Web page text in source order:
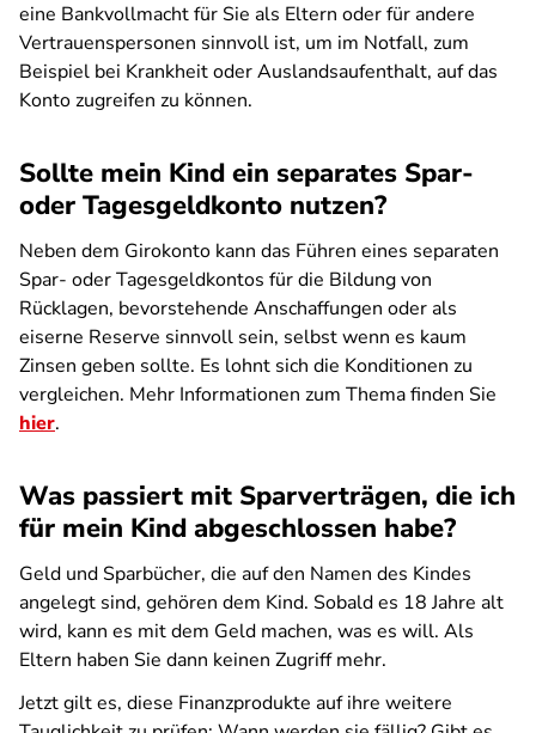
eine Bankvollmacht für Sie als Eltern oder für andere
Vertrauenspersonen sinnvoll ist, um im Notfall, zum
Beispiel bei Krankheit oder Auslandsaufenthalt, auf das
Konto zugreifen zu können.
Sollte mein Kind ein separates Spar-
oder Tagesgeldkonto nutzen?
Neben dem Girokonto kann das Führen eines separaten
Spar- oder Tagesgeldkontos für die Bildung von
Rücklagen, bevorstehende Anschaffungen oder als
eiserne Reserve sinnvoll sein, selbst wenn es kaum
Zinsen geben sollte. Es lohnt sich die Konditionen zu
vergleichen. Mehr Informationen zum Thema finden Sie
hier.
Was passiert mit Sparverträgen, die ich
für mein Kind abgeschlossen habe?
Geld und Sparbücher, die auf den Namen des Kindes
angelegt sind, gehören dem Kind. Sobald es 18 Jahre alt
wird, kann es mit dem Geld machen, was es will. Als
Eltern haben Sie dann keinen Zugriff mehr.
Jetzt gilt es, diese Finanzprodukte auf ihre weitere